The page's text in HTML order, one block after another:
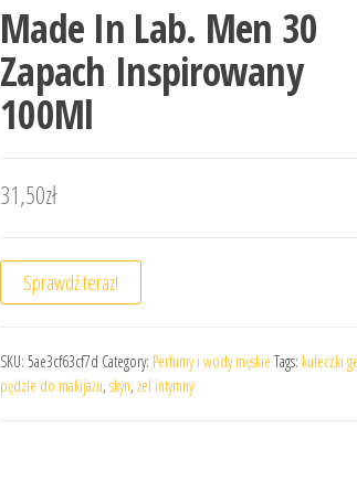
Made In Lab. Men 30
Zapach Inspirowany
100Ml
31,50zł
Sprawdź teraz!
SKU: 5ae3cf63cf7d Category: Perfumy i wody męskie Tags: kuleczki
pędzle do makijażu, skyn, żel intymny